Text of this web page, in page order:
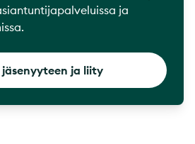
ja
jäsenyyteen ja liity